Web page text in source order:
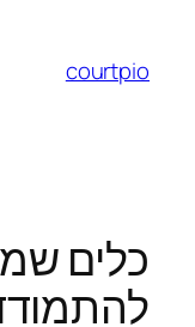
courtpio
כלים